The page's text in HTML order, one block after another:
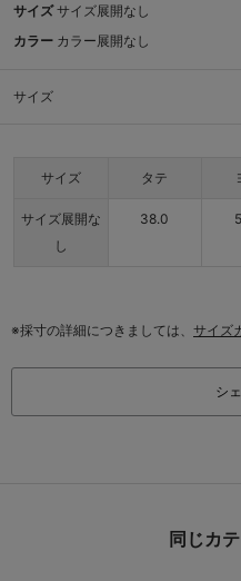
サイズ サイズ展開なし
カラー カラー展開なし
サイズ
サイズ タテ
サイズ展開な
し
38.0
※採寸の詳細につきましては、 サイズ
シ
同じカ